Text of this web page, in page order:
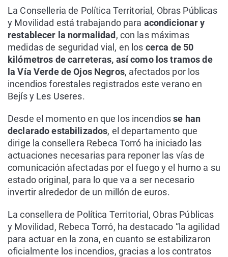
La Conselleria de Política Territorial, Obras Públicas
y Movilidad está trabajando para acondicionar y
restablecer la normalidad , con las máximas
medidas de seguridad vial, en los cerca de 50
kilómetros de carreteras, así como los tramos de
la Vía Verde de Ojos Negros, afectados por los
incendios forestales registrados este verano en
Bejís y Les Useres.
Desde el momento en que los incendiosse han
declarado estabilizados, el departamento que
dirige la consellera Rebeca Torró ha iniciado las
actuaciones necesarias para reponer las vías de
comunicación afectadas por el fuego y el humo a su
estado original, para lo que va a ser necesario
invertir alrededor de un millón de euros.
La consellera de Política Territorial, Obras Públicas
y Movilidad, Rebeca Torró, ha destacado “la agilidad
para actuar en la zona, en cuanto se estabilizaron
oficialmente los incendios, gracias a los contratos